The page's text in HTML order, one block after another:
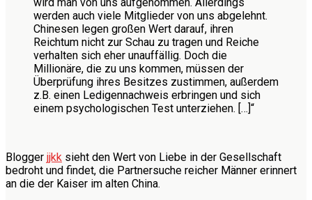
werden auch viele Mitglieder von uns abgelehnt.
Chinesen legen großen Wert darauf, ihren
Reichtum nicht zur Schau zu tragen und Reiche
verhalten sich eher unauffällig. Doch die
Millionäre, die zu uns kommen, müssen der
Überprüfung ihres Besitzes zustimmen, außerdem
z.B. einen Ledigennachweis erbringen und sich
einem psychologischen Test unterziehen. […]“
Blogger jjkk sieht den Wert von Liebe in der Gesellschaft
bedroht und findet, die Partnersuche reicher Männer erinnert
an die der Kaiser im alten China.